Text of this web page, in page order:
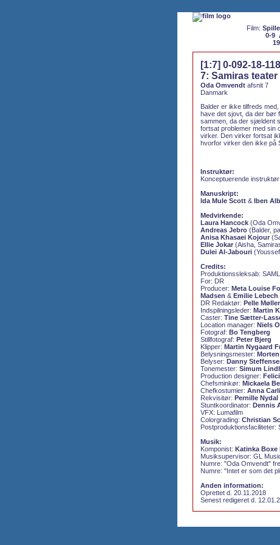
Film: Spille,
0-9
[1:7] 0-092-18-
7: Samiras teater
Oda Omvendt afsnit 7
Danmark
Balder er ikke tilfreds
have det sjovt, da der bør
sammen, da der sjældent
fortsat problemer med sin
virker. Den virker fortsat
hvorfor virker den ikke på
Instruktør:
Konceptuerende instruktør:
Manuskript:
Ida Mule Scott & Iben
Medvirkende:
Laura Hancock (Oda
Andreas Jebro (Balder,
Anisa Khasaei Kojour
Ellie Jokar (Aisha,
Dulei Al-Jabouri
Credits:
Produktionssleksab: SAML
For: DR
Producer: Meta Louise
Madsen & Emilie Lebech
DR Redaktør: Pelle Møller
Indspilningsleder: Martin
Caster: Tine Sætter-
Location manager: Niels
Fotograf: Bo Tengberg
Stillfotograf: Peter Bjerg
Klipper: Martin Nygaard
Belysningsmester:
Belyser: Danny
Tonemester: Simum
Production designer:
Chefsminkør: Mickaela
Chefkostumier: Anna
Rekvisitør: Pernille Nydal
Stuntkoordinator: Dennis
VFX: Lumafilm
Colorgrading: Christian
Postproduktionsfaciliteter:
Musik:
Komponist: Katinka Boxe
Musiksupervisor: GL
Numre: "Oda Omvendt"
Numre: "Intet er som det
Anden information:
Oprettet d. 20.11.2018
Senest redigeret d.